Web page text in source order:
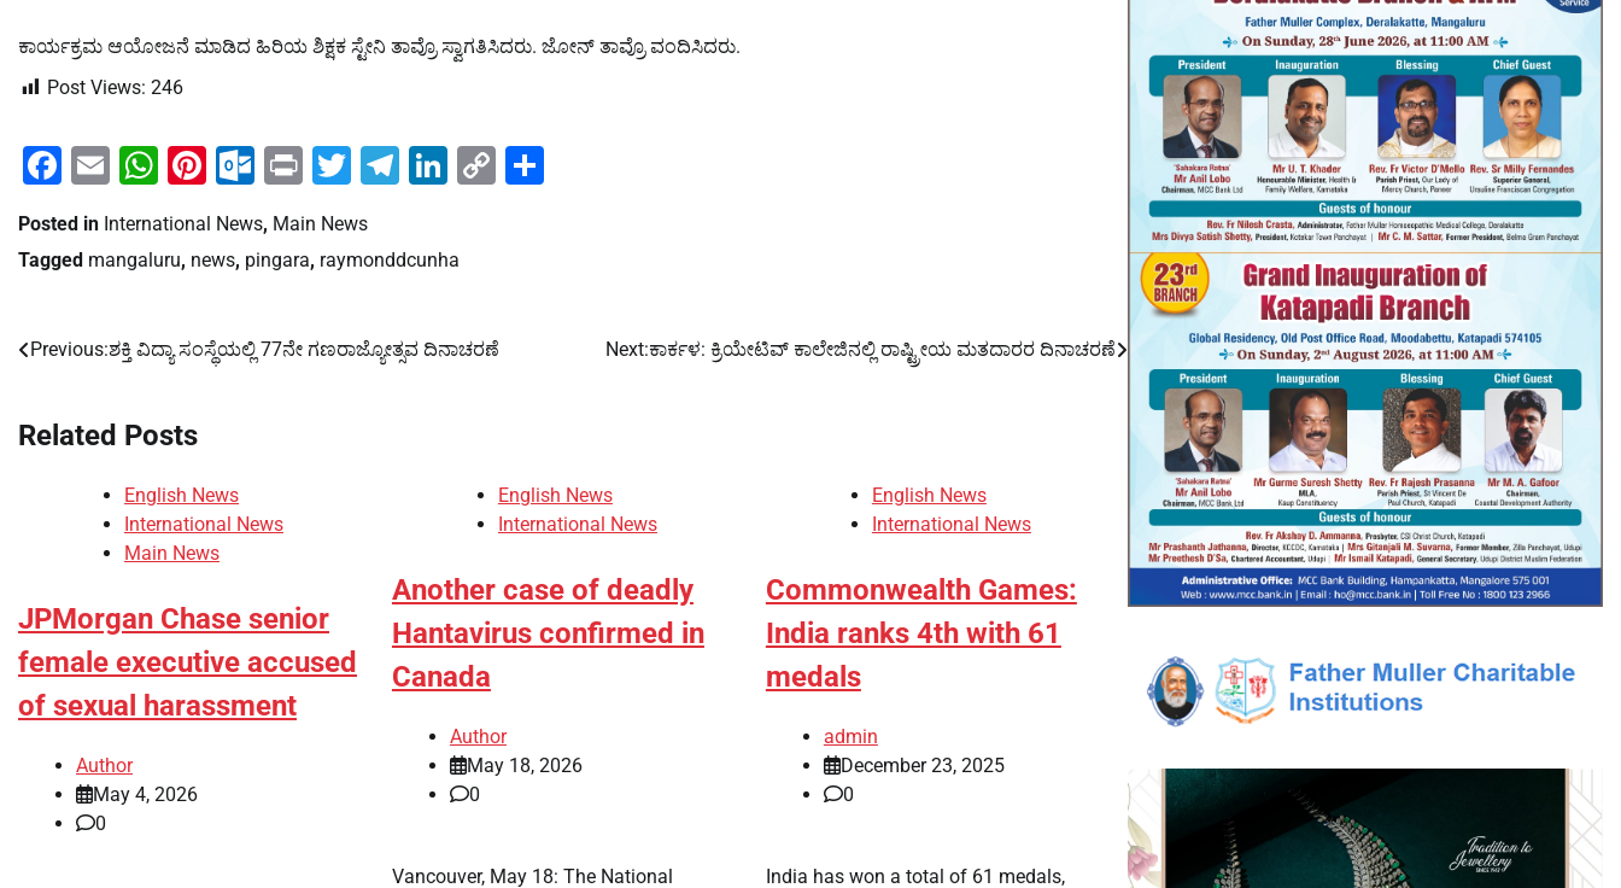
ಕಾರ್ಯಕ್ರಮ ಆಯೋಜನೆ ಮಾಡಿದ ಹಿರಿಯ ಶಿಕ್ಷಕ ಸ್ಟೇನಿ ತಾವ್ರೊ ಸ್ವಾಗತಿಸಿದರು. ಜೋನ್ ತಾವ್ರೊ ವಂದಿಸಿದರು.
Post Views: 246
Facebook
EmailWhatsApp
Pinterest
Outlook.com
PrintTwitterTelegram
LinkedIn
Copy
Posted in International News, Main News
Tagged mangaluru, news, pingara, raymonddcunha
Post
Previous:ಶಕ್ತಿ ವಿದ್ಯಾ ಸಂಸ್ಥೆಯಲ್ಲಿ 77ನೇ ಗಣರಾಜ್ಯೋತ್ಸವ ದಿನಾಚರಣೆ Next:ಕಾರ್ಕಳ: ಕ್ರಿಯೇಟಿವ್ ಕಾಲೇಜಿನಲ್ಲಿ ರಾಷ್ಟ್ರೀಯ ಮತದಾರರ ದಿನಾಚರಣೆ
Related Posts
English News
International News
Main News
JPMorgan Chase senior
female executive accused
of sexual harassment
Author
May 4, 2026
0
English News
International News
Another case of deadly
Hantavirus confirmed in
Canada
Author
May 18, 2026
0
Vancouver, May 18: The National
English News
International News
Commonwealth Games:
India ranks 4th with 61
medals
admin
December 23, 2025
0
India has won a total of 61 medals,